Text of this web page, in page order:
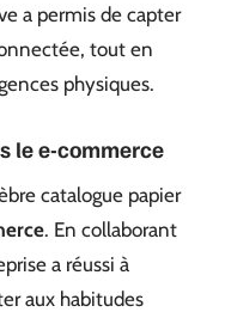
a permis de capter
tout en
physiques.
le e-commerce
catalogue papier
. En collaborant
a réussi à
aux habitudes